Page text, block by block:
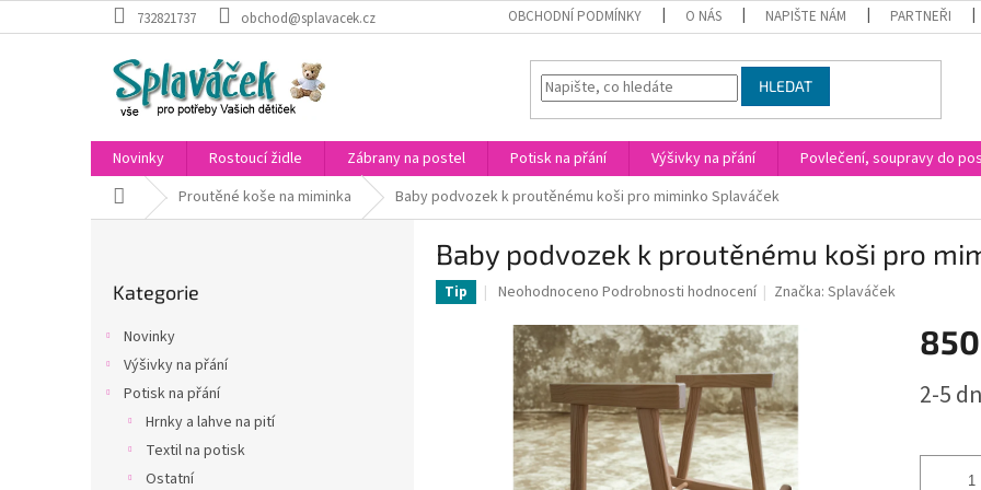
na
732821737 obchod@splavacek.cz OBCHODNÍ PODMÍNKY O NÁS NAPIŠTE NÁM PARTNEŘI
HLEDAT
Novinky Rostoucí židle Zábrany na postel Potisk na přání Výšivky na přání Povlečení, soupravy do
Domů Proutěné koše na miminka Baby podvozek k proutěnému koši pro miminko Splaváček
kategorie
Kategorie
Novinky
Výšivky na přání
Potisk na přání
Hrnky a lahve na pití
Textil na potisk
Ostatní
Baby podvozek k proutěnému koši pro
Tip
Průměrné
produktu
0,0
hvězdiček.
Neohodnoceno Podrobnosti hodnocení Značka:Splaváček
cena:
2-5